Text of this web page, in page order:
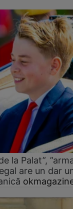
la Palat”,
are un dar